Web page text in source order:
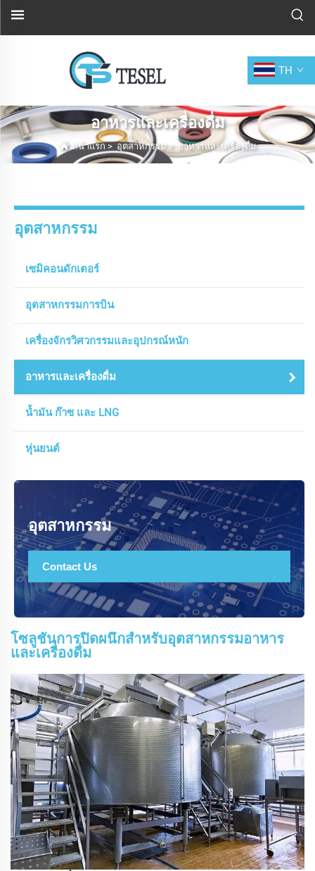
TH
อาหารและเครื่องดื่ม
หน้าแรก > อุตสาหกรรม>อาหารและเครื่องดื่ม
อุตสาหกรรม
เซมิคอนดักเตอร์
อุตสาหกรรมการบิน
เครื่องจักรวิศวกรรมและอุปกรณ์หนัก
อาหารและเครื่องดื่ม
น้ำมัน ก๊าซ และ LNG
หุ่นยนต์
อุตสาหกรรม
Contact Us
โซลูชันการปิดผนึกสำหรับอุตสาหกรรมอาหาร
และเครื่องดื่ม